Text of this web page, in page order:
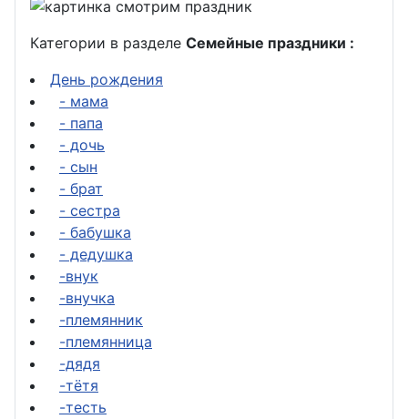
Категории в разделе Семейные праздники :
День рождения
- мама
- папа
- дочь
- сын
- брат
- сестра
- бабушка
- дедушка
-внук
-внучка
-племянник
-племянница
-дядя
-тётя
-тесть